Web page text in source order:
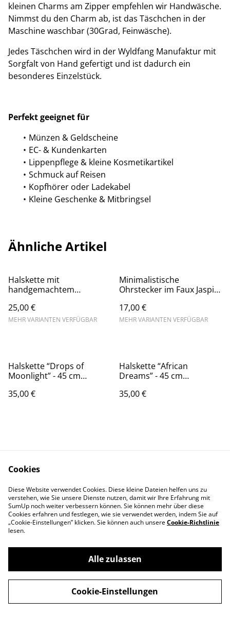
kleinen Charms am Zipper empfehlen wir Handwäsche.
Nimmst du den Charm ab, ist das Täschchen in der
Maschine waschbar (30Grad, Feinwäsche).
Jedes Täschchen wird in der Wyldfang Manufaktur mit
Sorgfalt von Hand gefertigt und ist dadurch ein
besonderes Einzelstück.
Perfekt geeignet für
Münzen & Geldscheine
EC- & Kundenkarten
Lippenpflege & kleine Kosmetikartikel
Schmuck auf Reisen
Kopfhörer oder Ladekabel
Kleine Geschenke & Mitbringsel
Ähnliche Artikel
Halskette mit
handgemachtem
Polymerton, Kettenlänge
42 cm, Edelstahl, auch als
25,00 €
MEHR VARIANTEN VERFÜGBAR
Minimalistische
Ohrstecker im Faux Jaspis
sechseckig mit
goldfarbenem Rand,
17,00 €
MEHR VARIANTEN VERFÜGBAR
Halskette “Drops of
Moonlight” - 45 cm
handgemachtem
35,00 €
Halskette “African
Dreams” - 45 cm
handgemachtem
35,00 €
Kontakt
Rechtliches
Datenschutz
Cookie-Richtlinie
Impressum
©2026Wyldfang Manufaktur
powered by
Cookies
Diese Website verwendet Cookies. Diese kleine Dateien helfen uns zu
verstehen, wie Sie unsere Dienste nutzen, damit wir Ihre Erfahrung mit
SumUp noch weiter verbessern können. Sie können mehr über diese
Cookies erfahren und festlegen, wie sie verwendet werden, indem Sie auf
„Cookie-Einstellungen” klicken. Sie können auch unsereCookie-Richtlinie
lesen.
Alle zulassen
Cookie-Einstellungen